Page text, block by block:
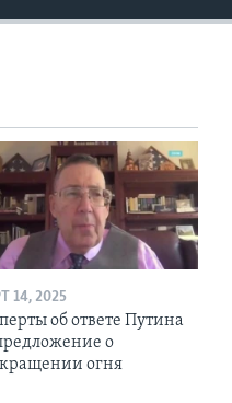
14, 2025
об ответе Путина
о
огня